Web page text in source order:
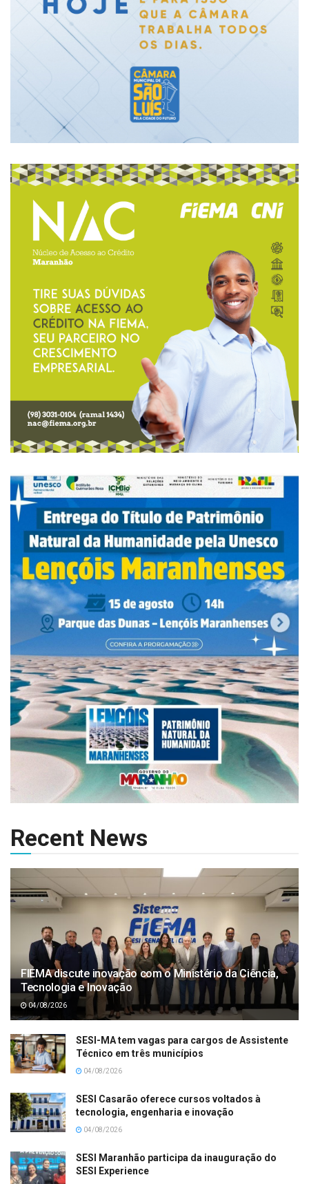
Recent News
FIEMA discute inovação com o Ministério da Ciência,
Tecnologia e Inovação
04/08/2026
SESI-MA tem vagas para cargos de Assistente
Técnico em três municípios
04/08/2026
SESI Casarão oferece cursos voltados à
tecnologia, engenharia e inovação
04/08/2026
SESI Maranhão participa da inauguração do
SESI Experience